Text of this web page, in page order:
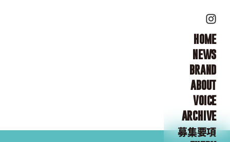
HOME
NEWS
BRAND
ABOUT
VOICE
ARCHIVE
募集要項